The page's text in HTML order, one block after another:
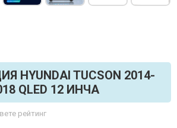
HYUNDAI TUCSON 2014-
QLED 12 ИНЧА
рейтинг